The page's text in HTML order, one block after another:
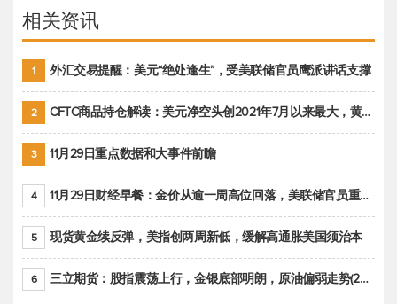
相关资讯
1 外汇交易提醒：美元“绝处逢生”，受美联储官员鹰派讲话支撑
2 CFTC商品持仓解读：美元净空头创2021年7月以来最大，黄金期货投机性净多头头寸减少
3 11月29日重点数据和大事件前瞻
4 11月29日财经早餐：金价从逾一周高位回落，美联储官员重申鹰派立场推动美元回升
5 现货黄金续反弹，美指创两周新低，缓解高通胀美国须治本
6 三立期货：股指震荡上行，金银底部明朗，原油偏弱走势(20221128收评)